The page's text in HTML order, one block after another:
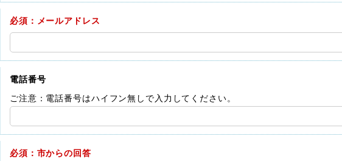
必須：メールアドレス
電話番号
ご注意：電話番号はハイフン無しで入力してください。
必須：市からの回答